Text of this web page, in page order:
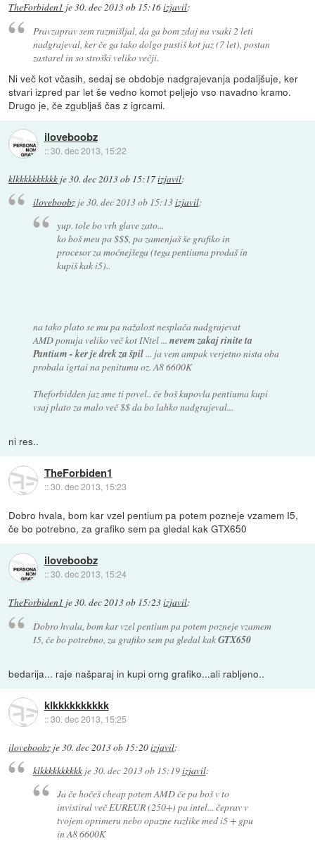
TheForbiden1 je30. dec 2013 ob 15:16izjavil:
Pravzaprav sem razmišljal, da ga bom zdaj na vsaki 2 leti
nadgrajeval, ker če ga tako dolgo pustiš kot jaz (7 let), postan
zastarel in so stroški veliko večji.
Ni več kot včasih, sedaj se obdobje nadgrajevanja podaljšuje, ker
stvari izpred par let še vedno komot peljejo vso navadno kramo.
Drugo je, če zgubljaš čas z igrcami.
iloveboobz
::30. dec 2013, 15:22
klkkkkkkkkkk je30. dec 2013 ob 15:17izjavil:
iloveboobzje30. dec 2013 ob 15:13izjavil:
yup. tole bo vrh glave zato...
ko boš meu pa $$$, pa zamenjaš še grafiko in
procesor za moćnejšega (tega pentiuma prodaš in
kupiš kak i5)..
na tako plato se mu pa nažalost nesplača nadgrajevat
AMD ponuja veliko več kot INtel ... nevem zakaj rinite ta
Pantium - ker je drek za špil... ja vem ampak verjetno nista oba
probala igrtai na penitumu oz. A8 6600K
Theforbidden jaz sme ti povel.. če boš kupovla pentiuma kupi
vsaj plato za malo več $$ da bo lahko nadgrajeval...
ni res..
TheForbiden1
::30. dec 2013, 15:23
Dobro hvala, bom kar vzel pentium pa potem pozneje vzamem I5,
če bo potrebno, za grafiko sem pa gledal kak GTX650
iloveboobz
::30. dec 2013, 15:24
TheForbiden1 je30. dec 2013 ob 15:23izjavil:
Dobro hvala, bom kar vzel pentium pa potem pozneje vzamem
I5, če bo potrebno, za grafiko sem pa gledal kakGTX650
bedarija... raje našparaj in kupi orng grafiko...ali rabljeno..
klkkkkkkkkkk
::30. dec 2013, 15:25
iloveboobz je30. dec 2013 ob 15:20izjavil:
klkkkkkkkkkkje30. dec 2013 ob 15:19izjavil:
Ja če hočeš cheap potem AMD če pa boš v to
invistiral več EUREUR (250+) pa intel... čeprav v
tvojem oprimeru nebo opazne razlike med i5 + gpu
in A8 6600K